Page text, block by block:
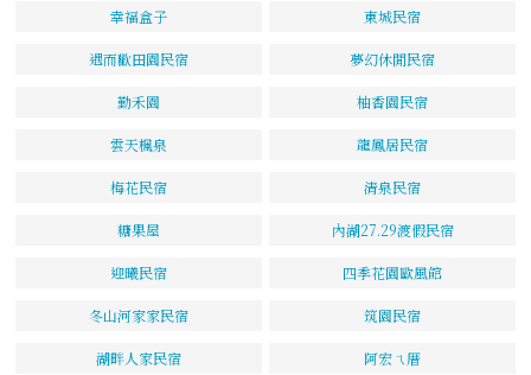
幸福盒子 東城民宿
遇而歡田園民宿 夢幻休閒民宿
勤禾園 柚香園民宿
雲天楓泉 龍鳳居民宿
梅花民宿 清泉民宿
糖果屋 內湖27.29渡假民宿
迎曦民宿 四季花園歐風館
冬山河家家民宿 筑園民宿
湖畔人家民宿 阿宏ㄟ厝